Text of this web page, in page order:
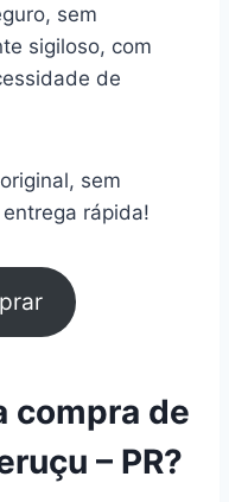
sem
sigiloso, com
de
sem
rápida!
compra de
– PR?